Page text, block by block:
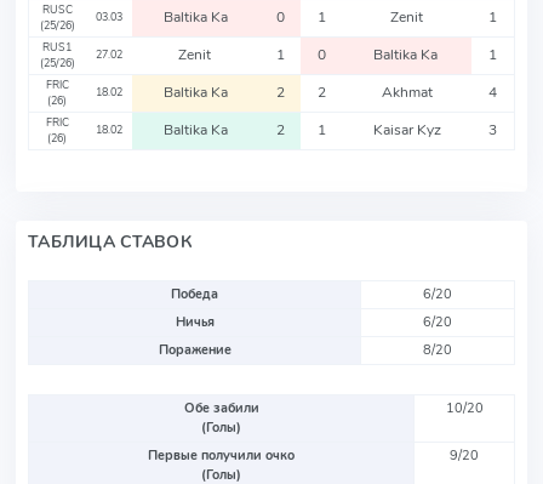
RUSC
(25/26)
03.03 Baltika Ka 0 1 Zenit 1
RUS1
(25/26)
27.02 Zenit 1 0 Baltika Ka 1
FRIC
(26)
18.02 Baltika Ka 2 2 Akhmat 4
FRIC
(26)
18.02 Baltika Ka 2 1 Kaisar Kyz 3
ТАБЛИЦА СТАВОК
Победа
6/20
Ничья
6/20
Поражение
8/20
Обе забили
(Голы)
10/20
Первые получили очко
(Голы)
9/20